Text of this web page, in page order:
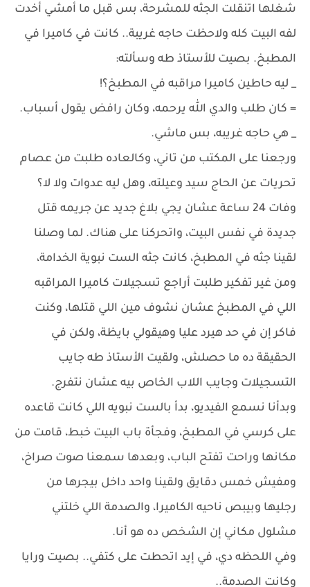
شغلها اتنقلت الجثه للمشرحة، بس قبل ما أمشي أخدت
لفه البيت كله ولاحظت حاجه غريبة.. كانت في كاميرا في
المطبخ. بصيت للأستاذ طه وسألته:
_ ليه حاطين كاميرا مراقبه في المطبخ؟!
= كان طلب والدي الله يرحمه، وكان رافض يقول أسباب.
_ هي حاجه غريبه، بس ماشي.
ورجعنا على المكتب من تاني، وكالعاده طلبت من عصام
تحريات عن الحاج سيد وعيلته، وهل ليه عدوات ولا لا؟
وفات 24 ساعة عشان يجي بلاغ جديد عن جريمه قتل
جديدة في نفس البيت، واتحركنا على هناك. لما وصلنا
لقينا جثه في المطبخ، كانت جثه الست نبوية الخدامة،
ومن غير تفكير طلبت أراجع تسجيلات كاميرا المراقبه
اللي في المطبخ عشان نشوف مين اللي قتلها، وكنت
فاكر إن في حد هيرد عليا وهيقولي بايظة، ولكن في
الحقيقة ده ما حصلش، ولقيت الأستاذ طه جايب
التسجيلات وجايب اللاب الخاص بيه عشان نتفرج.
وبدأنا نسمع الفيديو، بدأ بالست نبويه اللي كانت قاعده
على كرسي في المطبخ، وفجأة باب البيت خبط، قامت من
مكانها وراحت تفتح الباب، وبعدها سمعنا صوت صراخ،
ومفيش خمس دقايق ولقينا واحد داخل بيجرها من
رجليها وبيبص ناحيه الكاميرا، والصدمة اللي خلتني
مشلول مكاني إن الشخص ده هو أنا.
وفي اللحظه دي، في إيد اتحطت على كتفي.. بصيت ورايا
وكانت الصدمة..